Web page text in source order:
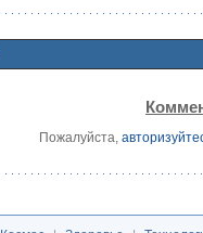
Пожалуйста,